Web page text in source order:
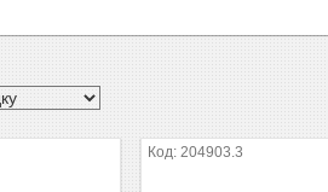
204903.3